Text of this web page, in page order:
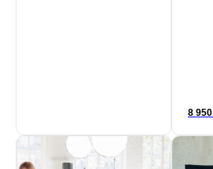
8 950